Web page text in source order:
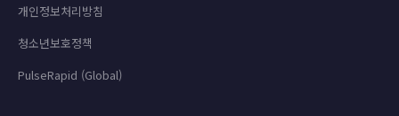
개인정보처리방침
청소년보호정책
PulseRapid (Global)